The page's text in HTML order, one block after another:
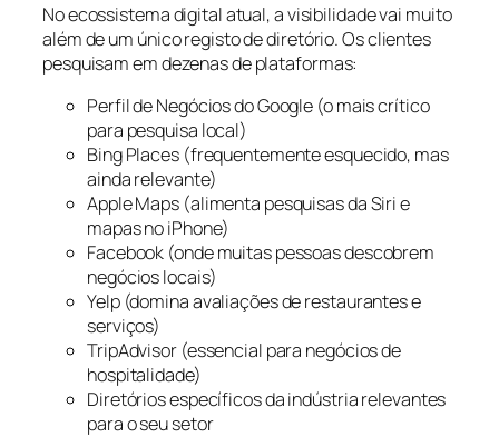
No ecossistema digital atual, a visibilidade vai muito
além de um único registo de diretório. Os clientes
pesquisam em dezenas de plataformas:
Perfil de Negócios do Google (o mais crítico
para pesquisa local)
Bing Places (frequentemente esquecido, mas
ainda relevante)
Apple Maps (alimenta pesquisas da Siri e
mapas no iPhone)
Facebook (onde muitas pessoas descobrem
negócios locais)
Yelp (domina avaliações de restaurantes e
serviços)
TripAdvisor (essencial para negócios de
hospitalidade)
Diretórios específicos da indústria relevantes
para o seu setor